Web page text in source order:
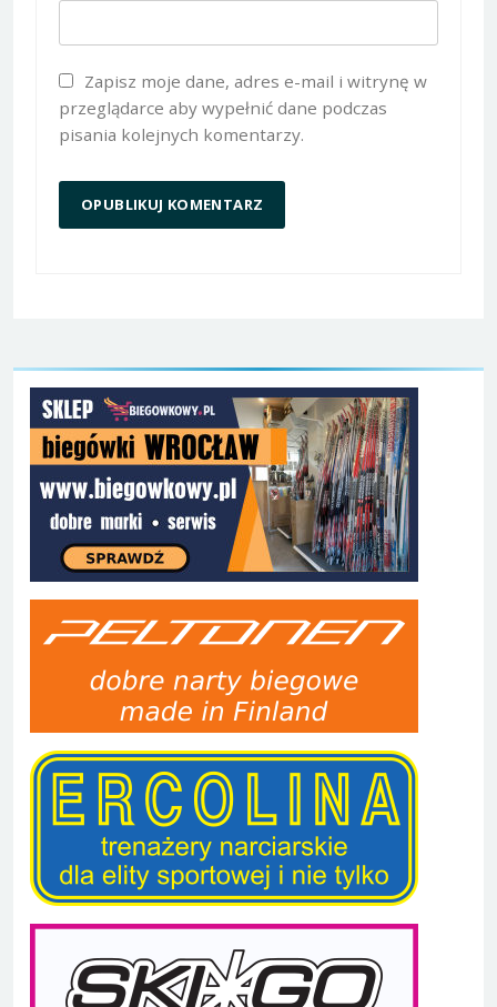
Zapisz moje dane, adres e-mail i witrynę w
przeglądarce aby wypełnić dane podczas
pisania kolejnych komentarzy.